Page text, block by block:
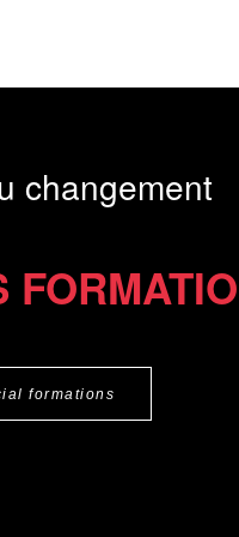
changement
formations